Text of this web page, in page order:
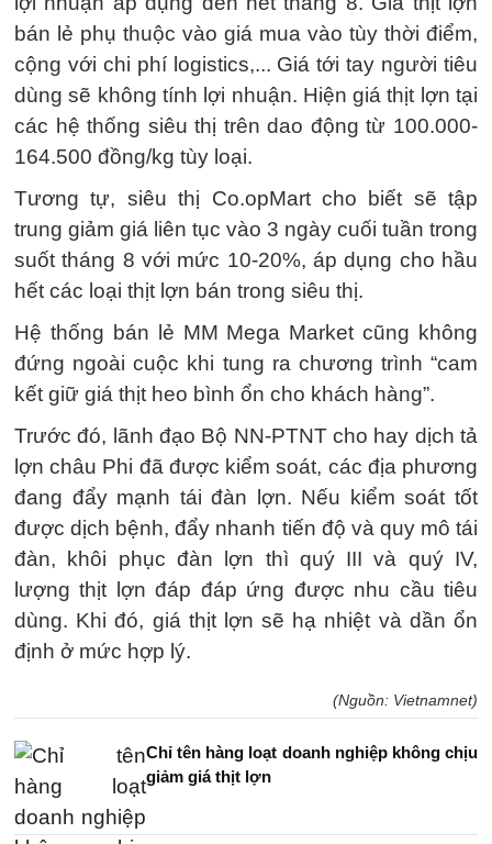
bán lẻ phụ thuộc vào giá mua vào tùy thời điểm,
cộng với chi phí logistics,... Giá tới tay người tiêu
dùng sẽ không tính lợi nhuận. Hiện giá thịt lợn tại
các hệ thống siêu thị trên dao động từ 100.000-
164.500 đồng/kg tùy loại.
Tương tự, siêu thị Co.opMart cho biết sẽ tập
trung giảm giá liên tục vào 3 ngày cuối tuần trong
suốt tháng 8 với mức 10-20%, áp dụng cho hầu
hết các loại thịt lợn bán trong siêu thị.
Hệ thống bán lẻ MM Mega Market cũng không
đứng ngoài cuộc khi tung ra chương trình “cam
kết giữ giá thịt heo bình ổn cho khách hàng”.
Trước đó, lãnh đạo Bộ NN-PTNT cho hay dịch tả
lợn châu Phi đã được kiểm soát, các địa phương
đang đẩy mạnh tái đàn lợn. Nếu kiểm soát tốt
được dịch bệnh, đẩy nhanh tiến độ và quy mô tái
đàn, khôi phục đàn lợn thì quý III và quý IV,
lượng thịt lợn đáp đáp ứng được nhu cầu tiêu
dùng. Khi đó, giá thịt lợn sẽ hạ nhiệt và dần ổn
định ở mức hợp lý.
(Nguồn: Vietnamnet)
Chỉ tên hàng loạt doanh nghiệp không chịu
giảm giá thịt lợn